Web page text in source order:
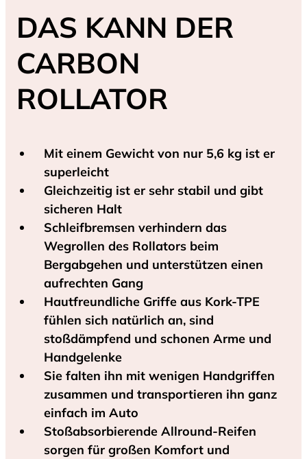
DAS KANN DER
CARBON
ROLLATOR
Mit einem Gewicht von nur 5,6 kg ist er
superleicht
Gleichzeitig ist er sehr stabil und gibt
sicheren Halt
Schleifbremsen verhindern das
Wegrollen des Rollators beim
Bergabgehen und unterstützen einen
aufrechten Gang
Hautfreundliche Griffe aus Kork-TPE
fühlen sich natürlich an, sind
stoßdämpfend und schonen Arme und
Handgelenke
Sie falten ihn mit wenigen Handgriffen
zusammen und transportieren ihn ganz
einfach im Auto
Stoßabsorbierende Allround-Reifen
sorgen für großen Komfort und